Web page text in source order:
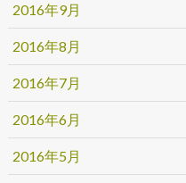
2016年9月
2016年8月
2016年7月
2016年6月
2016年5月